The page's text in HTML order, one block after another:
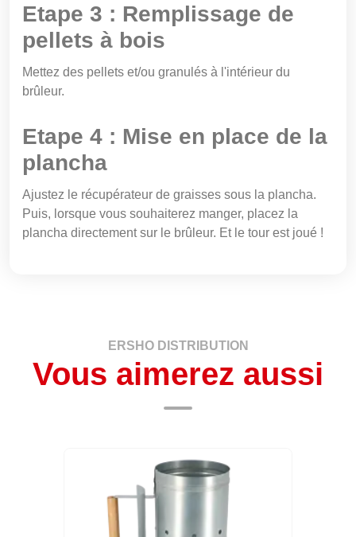
Etape 3 : Remplissage de
pellets à bois
Mettez des pellets et/ou granulés à l'intérieur du
brûleur.
Etape 4 : Mise en place de la
plancha
Ajustez le récupérateur de graisses sous la plancha.
Puis, lorsque vous souhaiterez manger, placez la
plancha directement sur le brûleur. Et le tour est joué !
ERSHO DISTRIBUTION
Vous aimerez aussi